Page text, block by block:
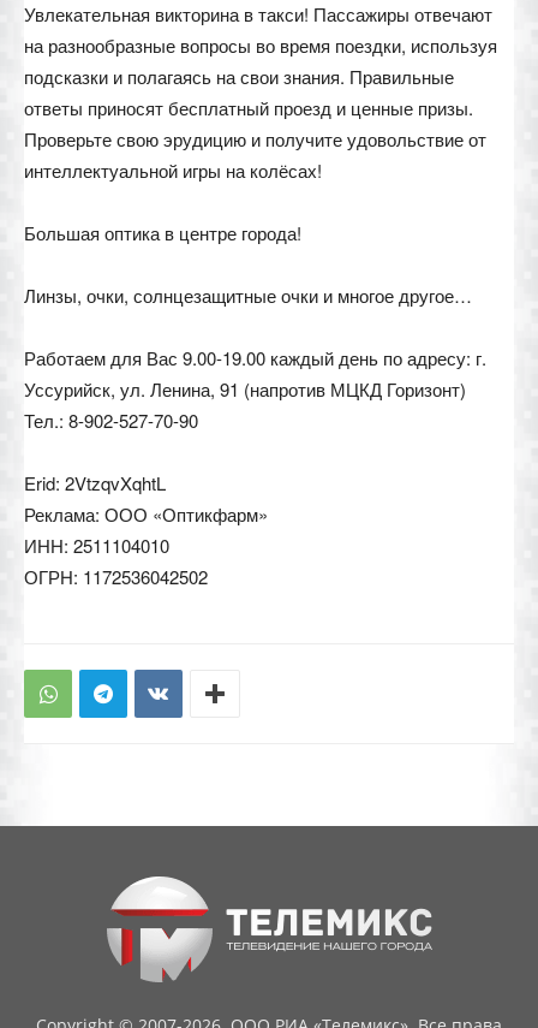
Увлекательная викторина в такси! Пассажиры отвечают
на разнообразные вопросы во время поездки, используя
подсказки и полагаясь на свои знания. Правильные
ответы приносят бесплатный проезд и ценные призы.
Проверьте свою эрудицию и получите удовольствие от
интеллектуальной игры на колёсах!
Большая оптика в центре города!
Линзы, очки, солнцезащитные очки и многое другое…
Работаем для Вас 9.00-19.00 каждый день по адресу: г.
Уссурийск, ул. Ленина, 91 (напротив МЦКД Горизонт)
Тел.: 8-902-527-70-90
Erid: 2VtzqvXqhtL
Реклама: ООО «Оптикфарм»
ИНН: 2511104010
ОГРН: 1172536042502